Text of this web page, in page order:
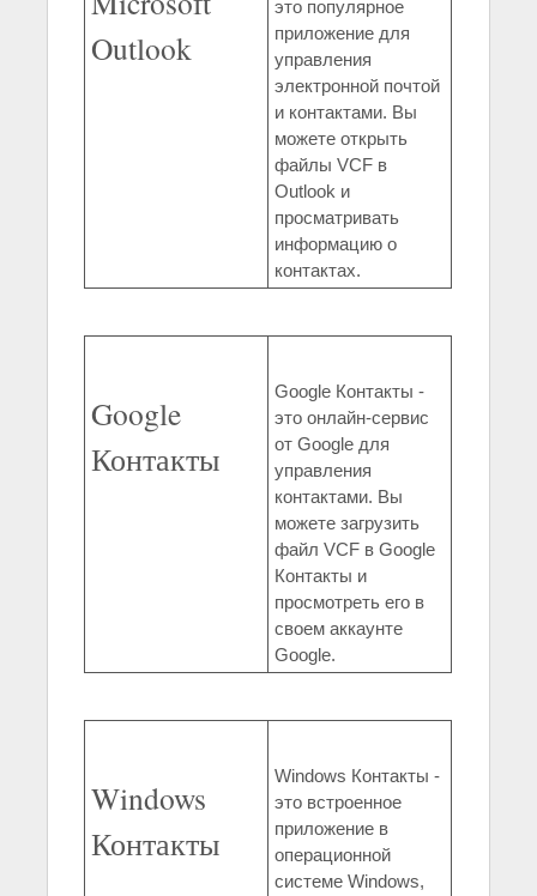
Outlook
это популярное
приложение для
управления
электронной почтой
и контактами. Вы
можете открыть
файлы VCF в
Outlook и
просматривать
информацию о
контактах.
Google
Контакты
Google Контакты -
это онлайн-сервис
от Google для
управления
контактами. Вы
можете загрузить
файл VCF в Google
Контакты и
просмотреть его в
своем аккаунте
Google.
Windows
Контакты
Windows Контакты -
это встроенное
приложение в
операционной
системе Windows,